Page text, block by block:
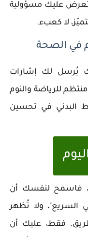
تُعرض عليك مسؤولية
لا كعبء.
في الصحة
يُرسل لك إشارات
منتظم للرياضة والنوم
البدني في تحسين
فاسمح لنفسك أن
السريع"، ولا تُظهر
فقط، عليك أن